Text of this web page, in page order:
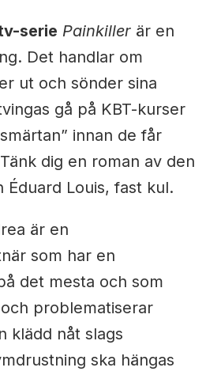
serie Painkillerär en
Det handlar om
ut och sönder sina
gå på KBT-kurser
innan de får
dig en roman av den
Louis, fast kul.
är en
som har en
det mesta och som
problematiserar
klädd nåt slags
ska hängas